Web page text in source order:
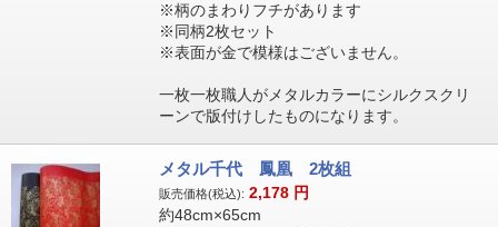
※柄のまわりフチがあります
※同柄2枚セット
※表面が金で模様はございません。
一枚一枚職人がメタルカラーにシルクスクリ
ーンで版付けしたものになります。
メタル千代 鳳凰 2枚組
販売価格(税込): 2,178 円
約48cm×65cm